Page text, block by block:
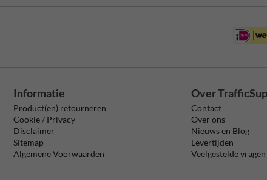
Informatie
Product(en) retourneren
Cookie / Privacy
Disclaimer
Sitemap
Algemene Voorwaarden
Over
Contact
Over ons
Nieuws en Blog
Levertijden
Veelgestelde